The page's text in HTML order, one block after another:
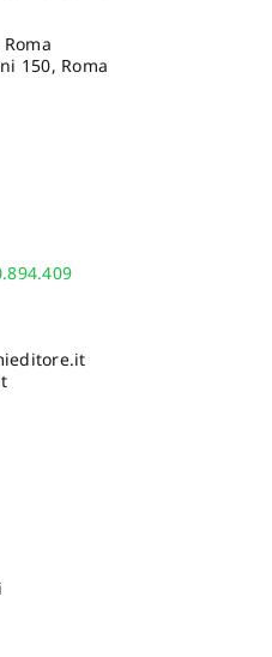
150, Roma